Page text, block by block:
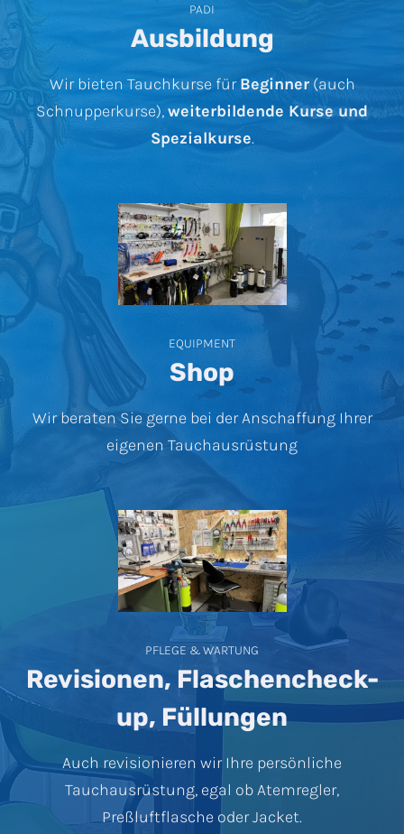
PADI
Ausbildung
Wir bieten Tauchkurse fürBeginner(auch
Schnupperkurse),weiterbildende Kurse und
Spezialkurse.
EQUIPMENT
Shop
Wir beraten Sie gerne bei der Anschaffung Ihrer
eigenen Tauchausrüstung
PFLEGE & WARTUNG
Revisionen, Flaschencheck-
up, Füllungen
Auch revisionieren wir Ihre persönliche
Tauchausrüstung, egal ob Atemregler,
Preßluftflasche oder Jacket.